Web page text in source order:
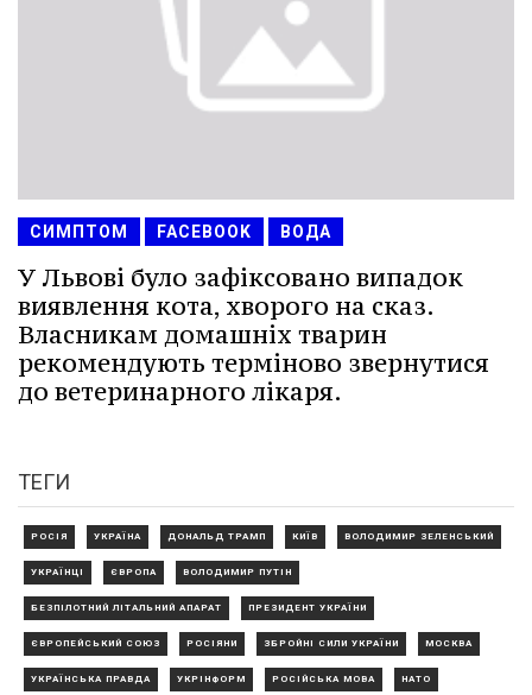
СИМПТОМ FACEBOOK ВОДА
У Львові було зафіксовано випадок
виявлення кота, хворого на сказ.
Власникам домашніх тварин
рекомендують терміново звернутися
до ветеринарного лікаря.
ТЕГИ
РОСІЯ УКРАЇНА ДОНАЛЬД ТРАМП КИЇВ ВОЛОДИМИР ЗЕЛЕНСЬКИЙ
УКРАЇНЦІ ЄВРОПА ВОЛОДИМИР ПУТІН
БЕЗПІЛОТНИЙ ЛІТАЛЬНИЙ АПАРАТ ПРЕЗИДЕНТ УКРАЇНИ
ЄВРОПЕЙСЬКИЙ СОЮЗ РОСІЯНИ ЗБРОЙНІ СИЛИ УКРАЇНИ МОСКВА
УКРАЇНСЬКА ПРАВДА УКРІНФОРМ РОСІЙСЬКА МОВА НАТО